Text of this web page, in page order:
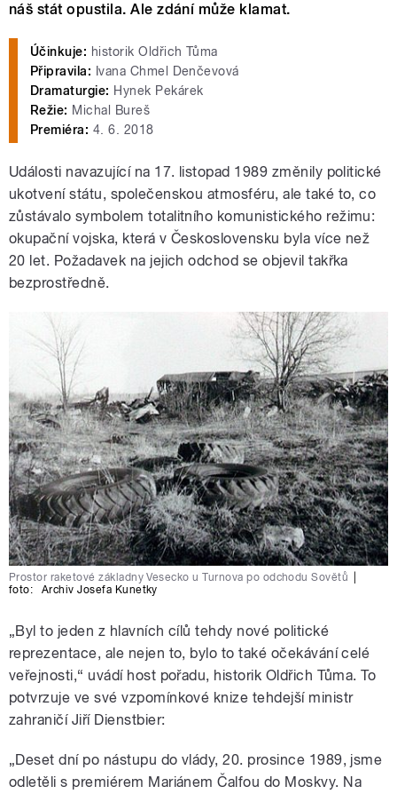
náš stát opustila. Ale zdání může klamat.
Účinkuje: historik Oldřich Tůma
Připravila: Ivana Chmel Denčevová
Dramaturgie: Hynek Pekárek
Režie: Michal Bureš
Premiéra: 4. 6. 2018
Události navazující na 17. listopad 1989 změnily politické
ukotvení státu, společenskou atmosféru, ale také to, co
zůstávalo symbolem totalitního komunistického režimu:
okupační vojska, která v Československu byla více než
20 let. Požadavek na jejich odchod se objevil takřka
bezprostředně.
Prostor raketové základny Vesecko u Turnova po odchodu Sovětů
foto:
Archiv Josefa Kunetky
„Byl to jeden z hlavních cílů tehdy nové politické
reprezentace, ale nejen to, bylo to také očekávání celé
veřejnosti,“ uvádí host pořadu, historik Oldřich Tůma. To
potvrzuje ve své vzpomínkové knize tehdejší ministr
zahraničí Jiří Dienstbier:
„Deset dní po nástupu do vlády, 20. prosince 1989, jsme
odletěli s premiérem Mariánem Čalfou do Moskvy. Na